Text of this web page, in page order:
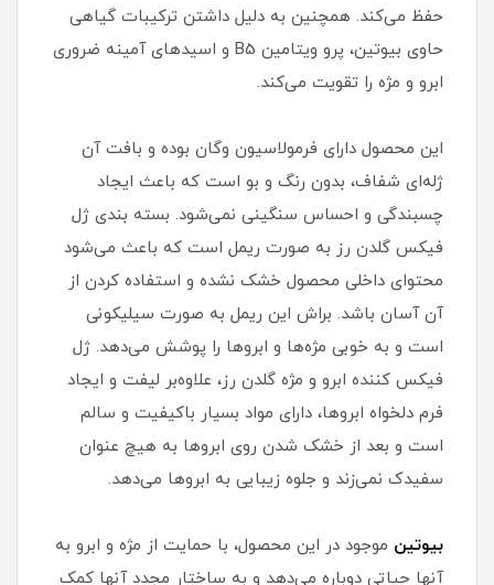
حفظ می‌کند. همچنین به دلیل داشتن ترکیبات گیاهی
حاوی بیوتین، پرو ویتامین B5 و اسیدهای آمینه ضروری
ابرو و مژه را تقویت می‌کند.
این محصول دارای فرمولاسیون وگان بوده و بافت آن
ژله‌ای شفاف، بدون رنگ و بو است که باعث ایجاد
چسبندگی و احساس سنگینی نمی‌شود. بسته بندی ژل
فیکس گلدن رز به صورت ریمل است که باعث می‌شود
محتوای داخلی محصول خشک نشده و استفاده کردن از
آن آسان باشد. براش این ریمل به صورت سیلیکونی
است و به خوبی مژه‌ها و ابروها را پوشش می‌دهد. ژل
فیکس کننده ابرو و مژه گلدن رز، علاوه‌بر لیفت و ایجاد
فرم دلخواه ابروها، دارای مواد بسیار باکیفیت و سالم
است و بعد از خشک شدن روی ابروها به هیچ عنوان
سفیدک نمی‌زند و جلوه زیبایی به ابروها می‌دهد.
بیوتین موجود در این محصول، با حمایت از مژه و ابرو به
آنها حیاتی دوباره می‌دهد و به ساختار مجدد آنها کمک